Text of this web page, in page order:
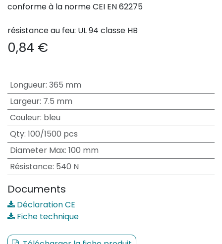
conforme à la norme CEI EN 62275
résistance au feu: UL 94 classe HB
0,84 €
Longueur: 365 mm
Largeur: 7.5 mm
Couleur: bleu
Qty: 100/1500 pcs
Diameter Max: 100 mm
Résistance: 540 N
Documents
Déclaration CE
Fiche technique